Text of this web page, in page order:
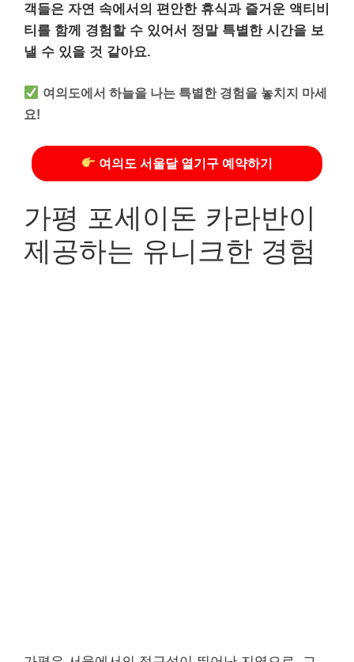
객들은 자연 속에서의 편안한 휴식과 즐거운 액티비
티를 함께 경험할 수 있어서 정말 특별한 시간을 보
낼 수 있을 것 같아요.
여의도에서 하늘을 나는 특별한 경험을 놓치지 마세
요!
여의도 서울달 열기구 예약하기
가평 포세이돈 카라반이
제공하는 유니크한 경험